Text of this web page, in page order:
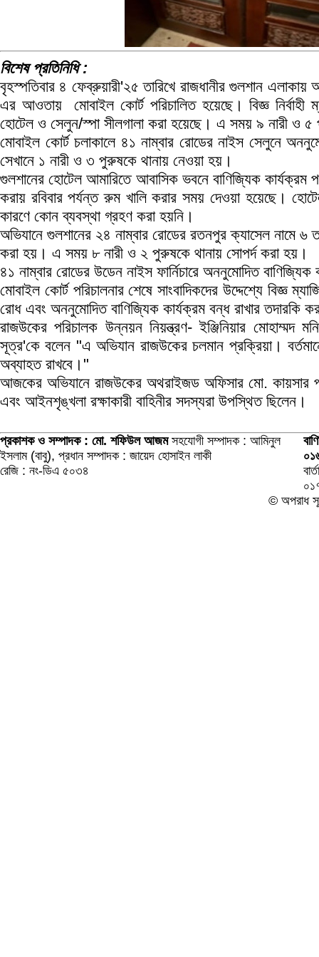
বিশেষ প্রতিনিধি :
বৃহস্পতিবার ৪ ফেব্রুয়ারী'২৫ তারিখে রাজধানীর গুলশান
এর আওতায় মোবাইল কোর্ট পরিচালিত হয়েছে। বিজ্ঞ নির্বাহী
হোটেল ও সেলুন/স্পা সীলগালা করা হয়েছে। এ সময় ৯ নারী ও ৫
মোবাইল কোর্ট চলাকালে ৪১ নাম্বার রোডের নাইস সেলুনে
সেখানে ১ নারী ও ৩ পুরুষকে থানায় নেওয়া হয়।
গুলশানের হোটেল আমারিতে আবাসিক ভবনে বাণিজ্যিক কার্যক্রম
করায় রবিবার পর্যন্ত রুম খালি করার সময় দেওয়া হয়েছে।
কারণে কোন ব্যবস্থা গ্রহণ করা হয়নি।
অভিযানে গুলশানের ২৪ নাম্বার রোডের রতনপুর ক্যাসেল নামে
করা হয়। এ সময় ৮ নারী ও ২ পুরুষকে থানায় সোপর্দ করা হয়।
৪১ নাম্বার রোডের উডেন নাইস ফার্নিচারে অননুমোদিত
মোবাইল কোর্ট পরিচালনার শেষে সাংবাদিকদের উদ্দেশ্যে বিজ্ঞ
রোধ এবং অননুমোদিত বাণিজ্যিক কার্যক্রম বন্ধ রাখার তদারকি
রাজউকের পরিচালক উন্নয়ন নিয়ন্ত্রণ- ইঞ্জিনিয়ার
সূত্র'কে বলেন "এ অভিযান রাজউকের চলমান প্রক্রিয়া।
অব্যাহত রাখবে।"
আজকের অভিযানে রাজউকের অথরাইজড অফিসার মো. কায়সার
এবং আইনশৃঙ্খলা রক্ষাকারী বাহিনীর সদস্যরা উপস্থিত ছিলেন।
প্রকাশক ও সম্পাদক : মো. শফিউল আজম সহযোগী সম্পাদক : আমিনুল
ইসলাম (বাবু), প্রধান সম্পাদক : জায়েদ হোসাইন লাকী
রেজি : নং-ডিএ ৫০৩৪
© অপরাধ